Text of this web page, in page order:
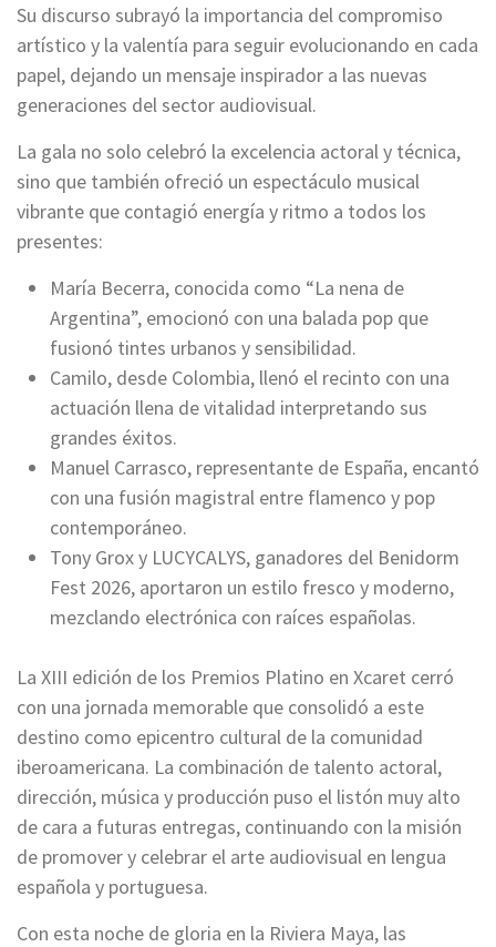
Su discurso subrayó la importancia del compromiso
artístico y la valentía para seguir evolucionando en cada
papel, dejando un mensaje inspirador a las nuevas
generaciones del sector audiovisual.
La gala no solo celebró la excelencia actoral y técnica,
sino que también ofreció un espectáculo musical
vibrante que contagió energía y ritmo a todos los
presentes:
María Becerra, conocida como “La nena de
Argentina”, emocionó con una balada pop que
fusionó tintes urbanos y sensibilidad.
Camilo, desde Colombia, llenó el recinto con una
actuación llena de vitalidad interpretando sus
grandes éxitos.
Manuel Carrasco, representante de España, encantó
con una fusión magistral entre flamenco y pop
contemporáneo.
Tony Grox y LUCYCALYS, ganadores del Benidorm
Fest 2026, aportaron un estilo fresco y moderno,
mezclando electrónica con raíces españolas.
La XIII edición de los Premios Platino en Xcaret cerró
con una jornada memorable que consolidó a este
destino como epicentro cultural de la comunidad
iberoamericana. La combinación de talento actoral,
dirección, música y producción puso el listón muy alto
de cara a futuras entregas, continuando con la misión
de promover y celebrar el arte audiovisual en lengua
española y portuguesa.
Con esta noche de gloria en la Riviera Maya, las